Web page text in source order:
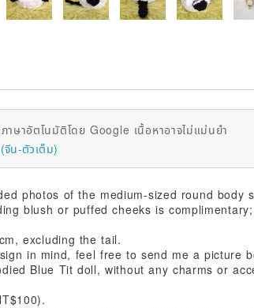
ษาอัตโนมัติโดย Google เนื้อหาอาจไม่แม่นยำ
จีน-ตัวเต็ม)
photos of the medium-sized round body
blush or puffed cheeks is
excluding the tail.
in mind, feel free to send me a picture
Blue Tit doll, without any charms or